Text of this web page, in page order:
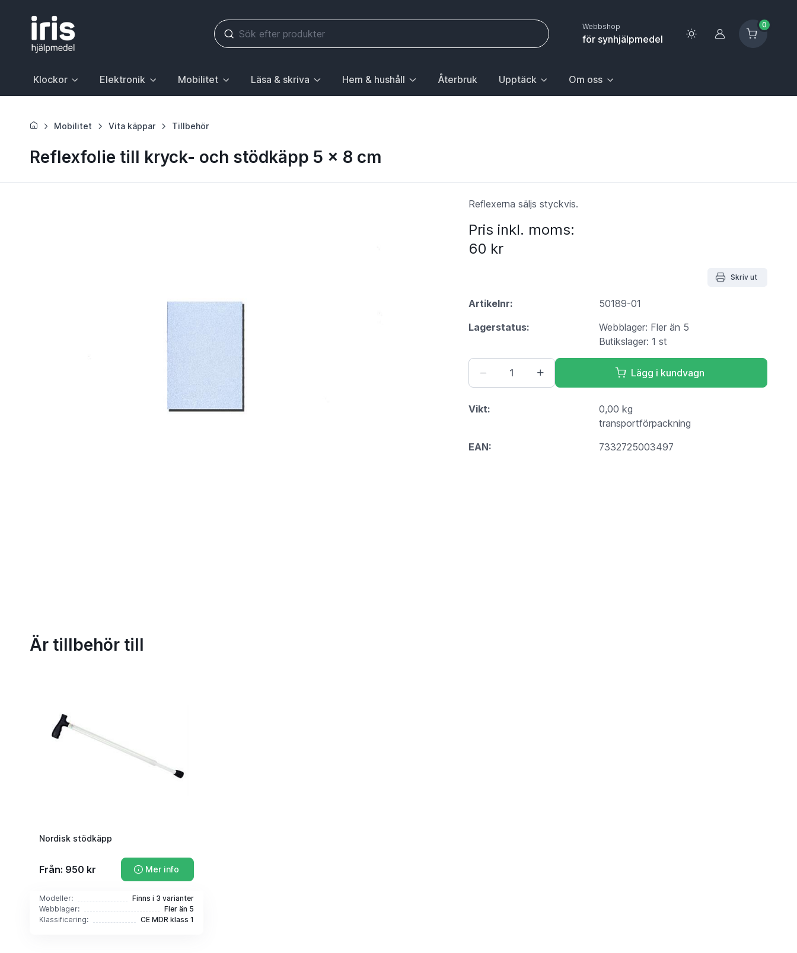
Webbshop
för synhjälpmedel Logga in
0
Klockor
Huvudrubrik med undermeny. För att gå till sidan Klockor, välj första posten: Gå till sida.
Elektronik
Huvudrubrik med undermeny. För att gå till sidan Elektronik, välj första posten: Gå till sida.
Mobilitet
Huvudrubrik med undermeny. För att gå till sidan Mobilitet, välj första posten: Gå till sida.
Läsa & skriva
Huvudrubrik med undermeny. För att gå till sidan Läsa & skriva, välj första posten: Gå till sida.
Hem & hushåll
Huvudrubrik med undermeny. För att gå till sidan Hem & hushåll, välj första posten: Gå till sida.
Återbruk
Upptäck
Huvudrubrik med undermeny. För att gå till sidan Upptäck, välj första
Om oss
Huvudrubrik med undermeny. För att gå till sidan Om
Mobilitet Vita käppar Tillbehör
Reflexfolie till kryck- och stödkäpp 5 x 8 cm
Reflexerna säljs styckvis.
Pris inkl. moms:
60 kr
Skriv ut
Artikelnr:
50189-01
Lagerstatus:
Webblager: Fler än 5
Butikslager: 1 st
Lägg i kundvagn
Vikt:
0,00 kg
transportförpackning
EAN:
7332725003497
Är tillbehör till
Nordisk stödkäpp
Från: 950 kr Mer info
Modeller:
Finns i 3 varianter
Webblager:
Fler än 5
Klassificering:
CE MDR klass 1